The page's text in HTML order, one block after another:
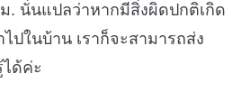
. นั่นแปลว่าหากมีสิ่งผิดปกติเกิด
ปในบ้าน เราก็จะสามารถส่ง
ได้ค่ะ